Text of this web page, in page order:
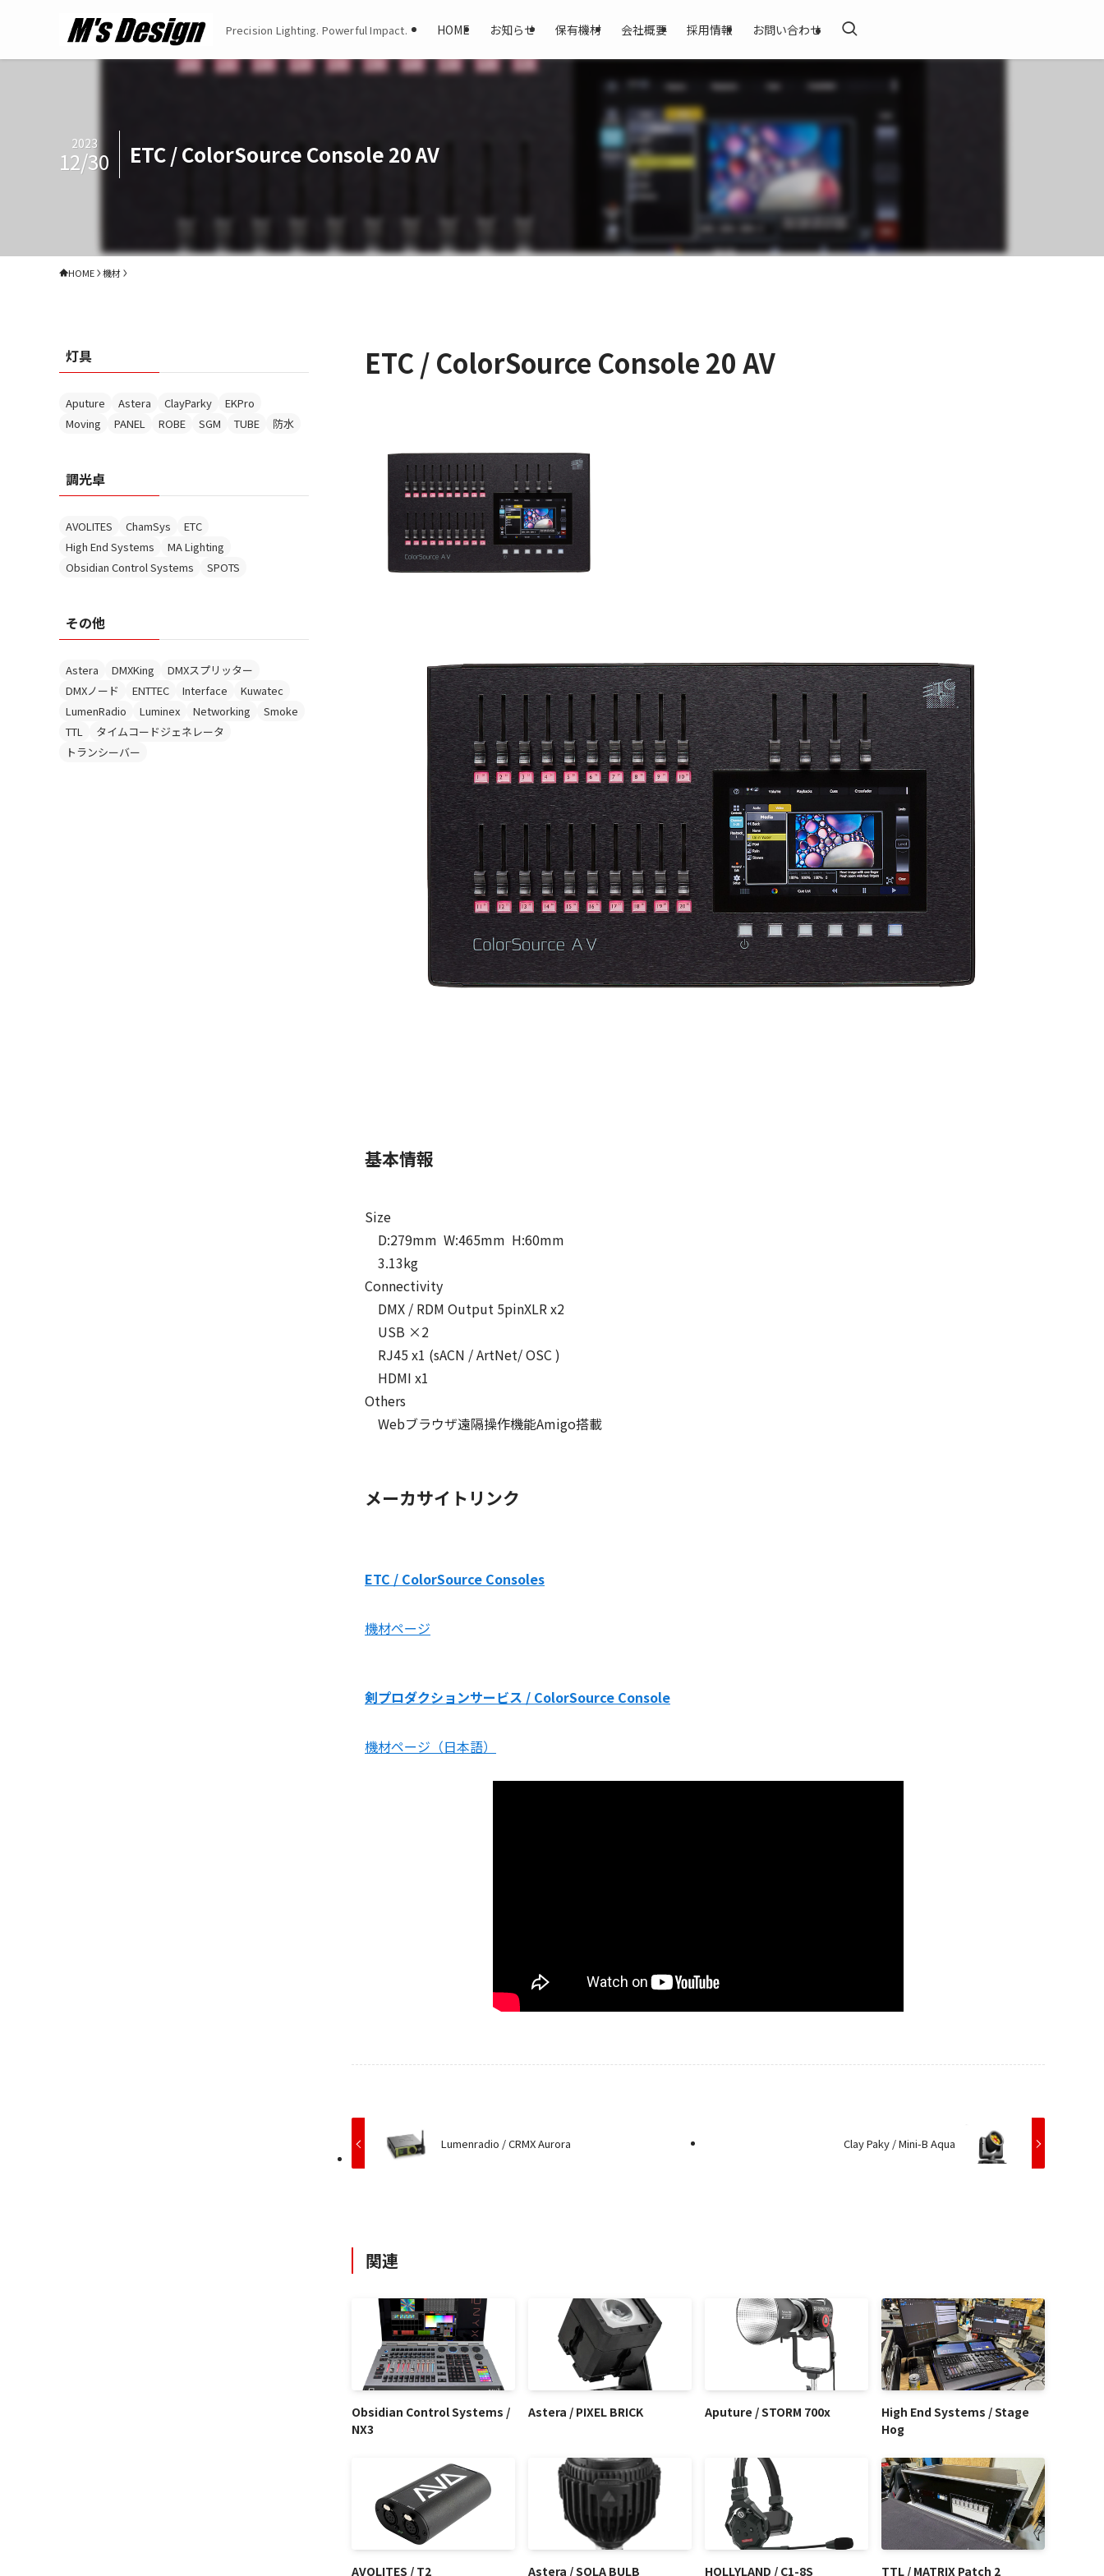
Precision Lighting. Powerful Impact. HOME お知らせ 保有機材 会社概要 採用情報 お問い合わせ
ETC / ColorSource Console 20 AV
2023
12/30
HOME 機材
ETC / ColorSource Console 20 AV
基本情報
Size
D:279mm W:465mm H:60mm
3.13kg
Connectivity
DMX / RDM Output 5pinXLR x2
USB ×2
RJ45 x1 (sACN / ArtNet/ OSC )
HDMI x1
Others
Webブラウザ遠隔操作機能Amigo搭載
メーカサイトリンク
ETC / ColorSource Consoles
機材ページ
剣プロダクションサービス / ColorSource Console
機材ページ（日本語）
Lumenradio / CRMX Aurora Clay Paky / Mini-B Aqua
関連
Obsidian Control Systems /
NX3
Astera / PIXEL BRICK Aputure / STORM 700x
High End Systems / Stage
Hog
AVOLITES / T2 Astera / SOLA BULB HOLLYLAND / C1-8S TTL / MATRIX Patch 2
灯具
Aputure Astera ClayParky
EKPro
Moving
PANEL ROBE SGM TUBE 防水
調光卓
AVOLITES ChamSys
ETC
High End Systems
MA Lighting
Obsidian Control Systems
SPOTS
その他
Astera DMXKing
DMXスプリッター
DMXノード
ENTTEC Interface
Kuwatec
LumenRadio
Luminex Networking
Smoke
TTL
タイムコードジェネレータ
トランシーバー